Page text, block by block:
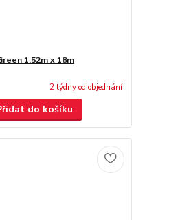
1.52m x 18m
2 týdny od objednání
do košíku